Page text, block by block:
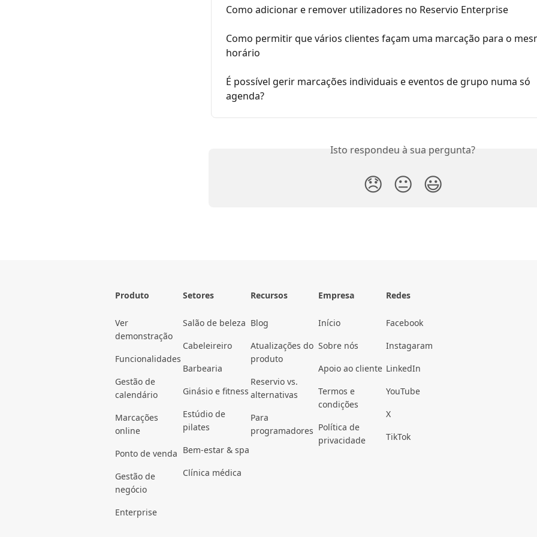
Como adicionar e remover utilizadores no Reservio Enterprise
Como permitir que vários clientes façam uma marcação para o
horário
É possível gerir marcações individuais e eventos de grupo numa só
agenda?
Isto respondeu à sua pergunta?
😞 😐 😃
Produto
Ver
demonstração
Funcionalidades
Gestão de
calendário
Marcações
online
Ponto de venda
Gestão de
negócio
Enterprise
Setores
Salão de beleza
Cabeleireiro
Barbearia
Ginásio e fitness
Estúdio de
pilates
Bem-estar & spa
Clínica médica
Recursos
Blog
Atualizações do
produto
Reservio vs.
alternativas
Para
programadores
Empresa
Início
Sobre nós
Apoio ao cliente
Termos e
condições
Política de
privacidade
Redes
Facebook
Instagaram
LinkedIn
YouTube
X
TikTok